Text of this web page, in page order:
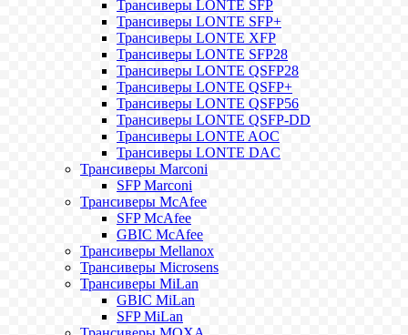
Трансиверы LONTE SFP
Трансиверы LONTE SFP+
Трансиверы LONTE XFP
Трансиверы LONTE SFP28
Трансиверы LONTE QSFP28
Трансиверы LONTE QSFP+
Трансиверы LONTE QSFP56
Трансиверы LONTE QSFP-DD
Трансиверы LONTE AOC
Трансиверы LONTE DAC
Трансиверы Marconi
SFP Marconi
Трансиверы McAfee
SFP McAfee
GBIC McAfee
Трансиверы Mellanox
Трансиверы Microsens
Трансиверы MiLan
GBIC MiLan
SFP MiLan